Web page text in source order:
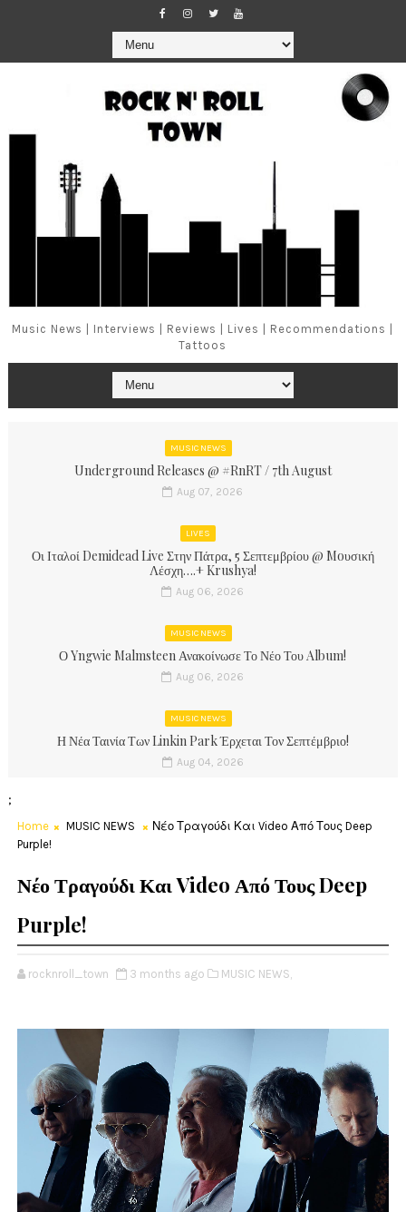
Music News | Interviews | Reviews | Lives | Recommendations |
Tattoos
MUSIC NEWS
Underground Releases @ #RnRT / 7th August
Aug 07, 2026
LIVES
Οι Ιταλοί Demidead Live Στην Πάτρα, 5 Σεπτεμβρίου @ Moυσική
Λέσχη….+ Krushya!
Aug 06, 2026
MUSIC NEWS
Ο Yngwie Malmsteen Ανακοίνωσε Το Νέο Του Album!
Aug 06, 2026
MUSIC NEWS
Η Νέα Ταινία Των Linkin Park Έρχεται Τον Σεπτέμβριο!
Aug 04, 2026
;
Home MUSIC NEWS
Νέο Τραγούδι Και Video Από Τους Deep
Purple!
Νέο Τραγούδι Και Video Από Τους Deep
Purple!
rocknroll_town 3 months ago MUSIC NEWS,